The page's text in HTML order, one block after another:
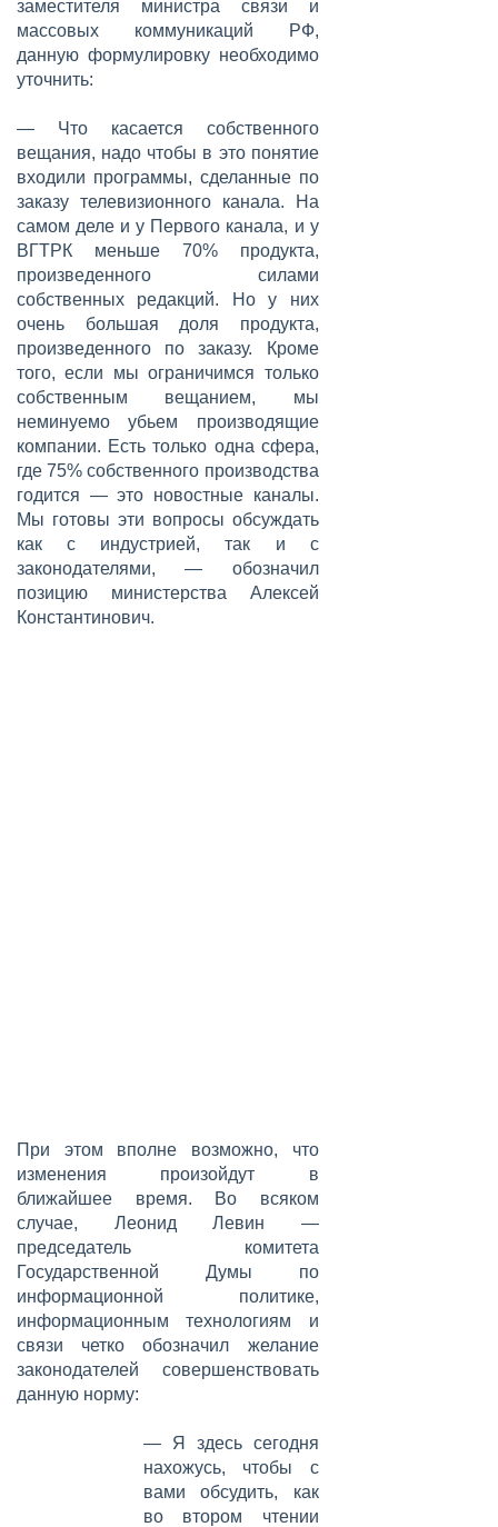
заместителя министра связи и
массовых коммуникаций РФ,
данную формулировку необходимо
уточнить:
— Что касается собственного
вещания, надо чтобы в это понятие
входили программы, сделанные по
заказу телевизионного канала. На
самом деле и у Первого канала, и у
ВГТРК меньше 70% продукта,
произведенного силами
собственных редакций. Но у них
очень большая доля продукта,
произведенного по заказу. Кроме
того, если мы ограничимся только
собственным вещанием, мы
неминуемо убьем производящие
компании. Есть только одна сфера,
где 75% собственного производства
годится — это новостные каналы.
Мы готовы эти вопросы обсуждать
как с индустрией, так и с
законодателями, — обозначил
позицию министерства Алексей
Константинович.
При этом вполне возможно, что
изменения произойдут в
ближайшее время. Во всяком
случае, Леонид Левин —
председатель комитета
Государственной Думы по
информационной политике,
информационным технологиям и
связи четко обозначил желание
законодателей совершенствовать
данную норму:
— Я здесь сегодня
нахожусь, чтобы с
вами обсудить, как
во втором чтении